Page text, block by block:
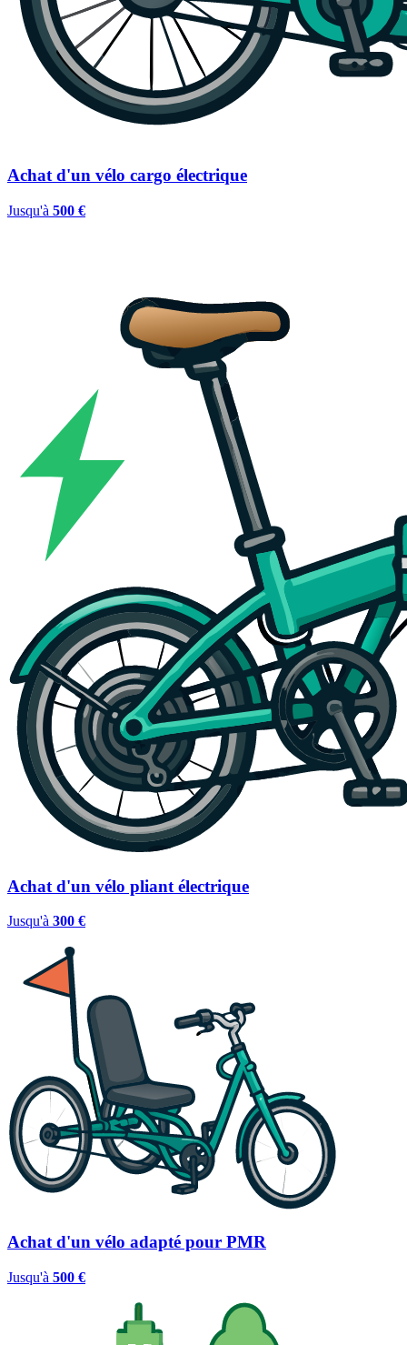
Achat d'un vélo cargo électrique
Jusqu'à 500 €
Achat d'un vélo pliant électrique
Jusqu'à 300 €
Achat d'un vélo adapté pour PMR
Jusqu'à 500 €